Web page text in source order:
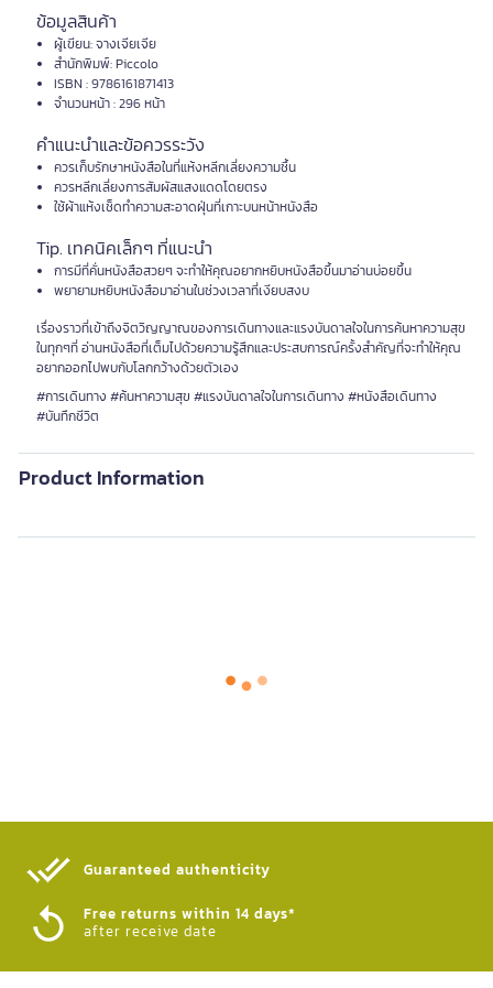
ข้อมูลสินค้า
ผู้เขียน: จางเจียเจีย
สำนักพิมพ์: Piccolo
ISBN : 9786161871413
จำนวนหน้า : 296 หน้า
คำแนะนำและข้อควรระวัง
ควรเก็บรักษาหนังสือในที่แห้งหลีกเลี่ยงความชื้น
ควรหลีกเลี่ยงการสัมผัสแสงแดดโดยตรง
ใช้ผ้าแห้งเช็ดทำความสะอาดฝุ่นที่เกาะบนหน้าหนังสือ
Tip. เทคนิคเล็กๆ ที่แนะนำ
การมีที่คั่นหนังสือสวยๆ จะทำให้คุณอยากหยิบหนังสือขึ้นมาอ่านบ่อยขึ้น
พยายามหยิบหนังสือมาอ่านในช่วงเวลาที่เงียบสงบ
เรื่องราวที่เข้าถึงจิตวิญญาณของการเดินทางและแรงบันดาลใจในการค้นหาความสุข
ในทุกๆที่ อ่านหนังสือที่เต็มไปด้วยความรู้สึกและประสบการณ์ครั้งสำคัญที่จะทำให้คุณ
อยากออกไปพบกับโลกกว้างด้วยตัวเอง
#การเดินทาง #ค้นหาความสุข #แรงบันดาลใจในการเดินทาง #หนังสือเดินทาง
#บันทึกชีวิต
Product Information
Guaranteed authenticity​
Free returns within 14 days*
after receive date